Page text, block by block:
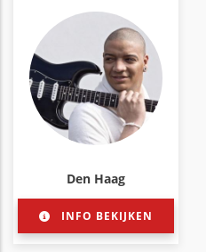
Den Haag
INFO BEKIJKEN